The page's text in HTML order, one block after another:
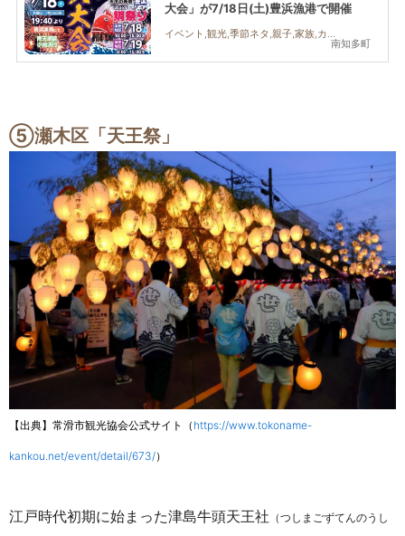
南知多町
大会」が7/18日(土)豊浜漁港で開催
イベント,観光,季節ネタ,親子,家族,カップル,花火
⑤瀬木区「天王祭」
【出典】常滑市観光協会公式サイト（ https://www.tokoname-
kankou.net/event/detail/673/）
江戸時代初期に始まった津島牛頭天王社 （つしまごずてんのうし